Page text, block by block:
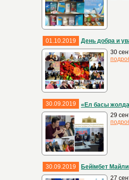
01.10.2019
День добра и
30
30.09.2019
«Ел басы
29
30.09.2019
Бейімбет
27